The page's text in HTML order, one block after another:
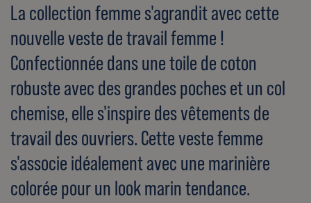
La collection femme s'agrandit avec cette
nouvelle veste de travail femme !
Confectionnée dans une toile de coton
robuste avec des grandes poches et un col
chemise, elle s'inspire des vêtements de
travail des ouvriers. Cette veste femme
s'associe idéalement avec une marinière
colorée pour un look marin tendance.